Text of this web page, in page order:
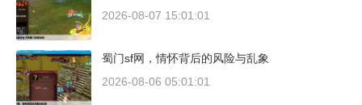
2026-08-07 15:01:01
蜀门sf网，情怀背后的风险与乱象
2026-08-06 05:01:01